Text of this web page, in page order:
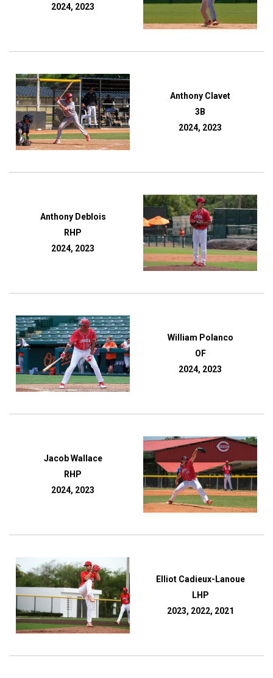
2024, 2023
Anthony Clavet
3B
2024, 2023
Anthony Deblois
RHP
2024, 2023
William Polanco
OF
2024, 2023
Jacob Wallace
RHP
2024, 2023
Elliot Cadieux-Lanoue
LHP
2023, 2022, 2021